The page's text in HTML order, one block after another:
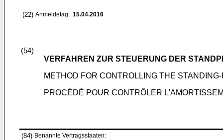
(22) Anmeldetag: 15.04.2016
(54)
VERFAHREN ZUR STEUERUNG DER
METHOD FOR CONTROLLING THE
PROCÉDÉ POUR CONTRÔLER
(84) Benannte Vertragsstaaten: